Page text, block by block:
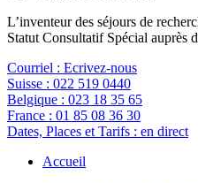
L’inventeur des séjours de
Statut Consultatif Spécial auprès
Courriel : Ecrivez-nous
Suisse : 022 519 0440
Belgique : 023 18 35 65
France : 01 85 08 36 30
Dates, Places et Tarifs : en direct
Accueil